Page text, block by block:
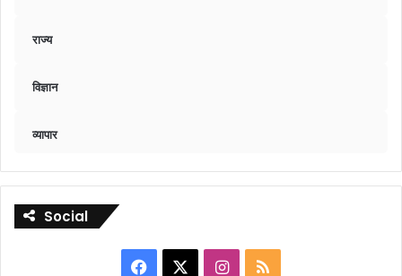
राज्य
विज्ञान
व्यापार
Social
Facebook Instagram
RSS